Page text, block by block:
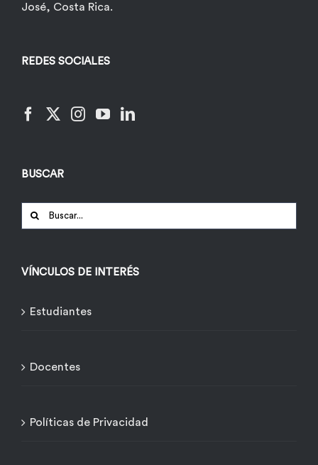
José, Costa Rica.
REDES SOCIALES
BUSCAR
Buscar:
VÍNCULOS DE INTERÉS
Estudiantes
Docentes
Políticas de Privacidad